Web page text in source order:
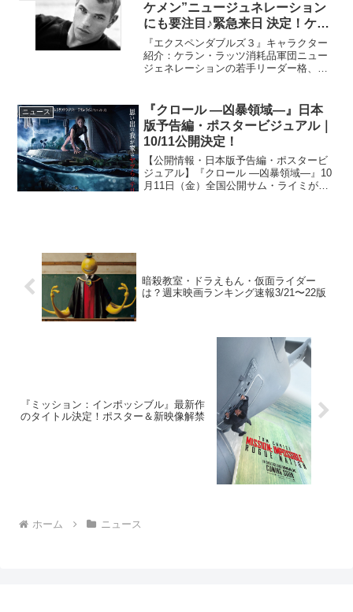
ケメン”ニュージュネレーション
にも要注目♪緊急来日 決定！ケラ
ン・ラッツを徹底解剖！
『エクスペンダブルズ３』キャラクター
紹介：ケラン・ラッツ消耗品軍団ニュー
ジェネレーションの若手リーダー格、米
『トワイライト』シリーズもエメット・
カレン役で大ブレイク！特...
ニュース
『クロール ―凶暴領域―』日本
版予告編・ポスタービジュアル｜
10/11公開決定！
【公開情報・日本版予告編・ポスタービ
ジュアル】『クロール ―凶暴領域―』10
月11日（金）全国公開サム・ライミが新
暗殺教室・ドラえもん・仮面ライダー
は？週末映画ランキング速報3/21〜22版
『ミッション：インポッシブル』最新作
のタイトル決定！ポスター＆新映像解禁
ホーム ニュース